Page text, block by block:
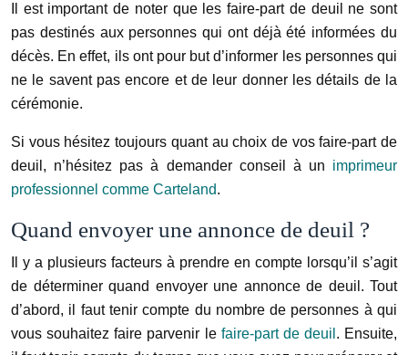
Il est important de noter que les faire-part de deuil ne sont
pas destinés aux personnes qui ont déjà été informées du
décès. En effet, ils ont pour but d’informer les personnes qui
ne le savent pas encore et de leur donner les détails de la
cérémonie.
Si vous hésitez toujours quant au choix de vos faire-part de
deuil, n’hésitez pas à demander conseil à un imprimeur
professionnel comme Carteland.
Quand envoyer une annonce de deuil ?
Il y a plusieurs facteurs à prendre en compte lorsqu’il s’agit
de déterminer quand envoyer une annonce de deuil. Tout
d’abord, il faut tenir compte du nombre de personnes à qui
vous souhaitez faire parvenir le faire-part de deuil . Ensuite,